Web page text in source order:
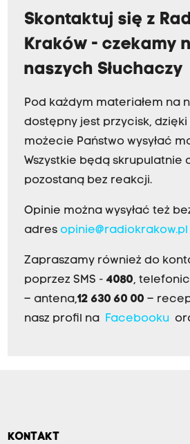
Skontaktuj się z
Kraków - czekamy
naszych Słuchaczy
Pod każdym materiałem na
dostępny jest przycisk,
możecie Państwo wysyłać
Wszystkie będą skrupulatnie
pozostaną bez reakcji.
Opinie można wysyłać też
adres opinie@radiokrakow.pl
Zapraszamy również do
poprzez SMS - 4080,
– antena,12 630 60 00 –
nasz profil na
Facebooku
KONTAKT